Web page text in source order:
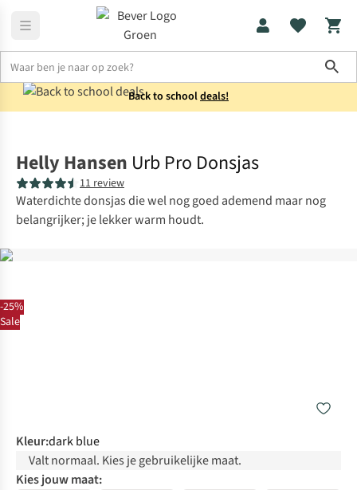
Back to schooldeals!
-25%
Sale
Helly Hansen Urb Pro Donsjas
11 review
Waterdichte donsjas die wel nog goed ademend maar nog
belangrijker; je lekker warm houdt.
Kleur:dark blue
Valt normaal. Kies je gebruikelijke maat.
Kies jouw maat: